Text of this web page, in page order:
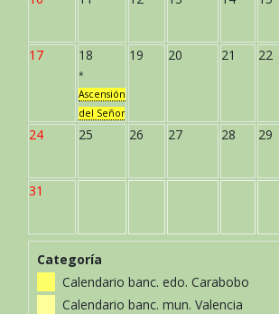
17 18
*
Ascensión
del Señor
19 20 21 22
24 25 26 27 28 29
31
Categoría
Calendario banc. edo. Carabobo
Calendario banc. mun. Valencia